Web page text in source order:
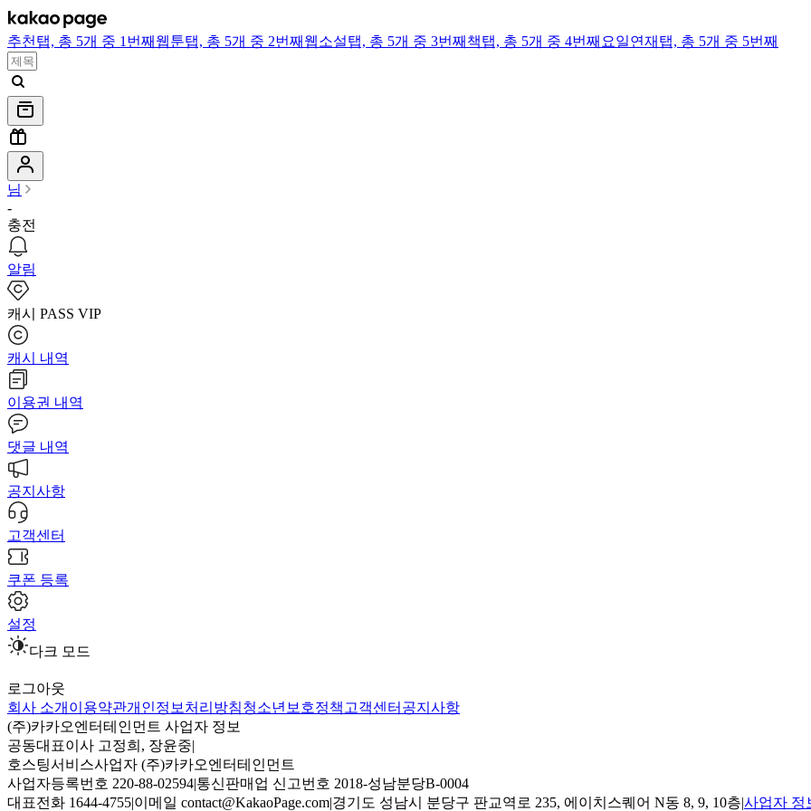
추천 탭, 총 5개 중 1번째 웹툰탭, 총 5개 중 2번째 웹소설탭, 총 5개 중 3번째 책탭, 총 5개 중 4번째 요일연재 탭, 총 5개 중 5번째
님
-
충전
알림
캐시 PASS VIP
캐시 내역
이용권 내역
댓글 내역
공지사항
고객센터
쿠폰 등록
설정
다크 모드
로그아웃
회사 소개 이용약관개인정보처리방침청소년보호정책 고객센터 공지사항
(주)카카오엔터테인먼트 사업자 정보
공동대표이사 고정희, 장윤중|
호스팅서비스사업자 (주)카카오엔터테인먼트
사업자등록번호 220-88-02594|통신판매업 신고번호 2018-성남분당B-0004
대표전화 1644-4755|이메일 contact@KakaoPage.com|경기도 성남시 분당구 판교역로 235, 에이치스퀘어 N동 8, 9, 10층|사업자 정